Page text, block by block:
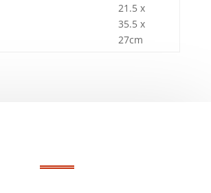
21.5 x
35.5 x
27cm